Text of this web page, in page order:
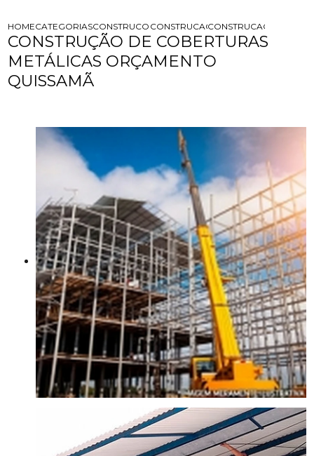
HOMECATEGORIASCONSTRUCOES DE ESTRUTURAS METALICAS
CONSTRUCAO DE COBERTURA EM
CONSTRUCAO DE
CONSTRUÇÃO DE COBERTURAS
METÁLICAS ORÇAMENTO
QUISSAMÃ